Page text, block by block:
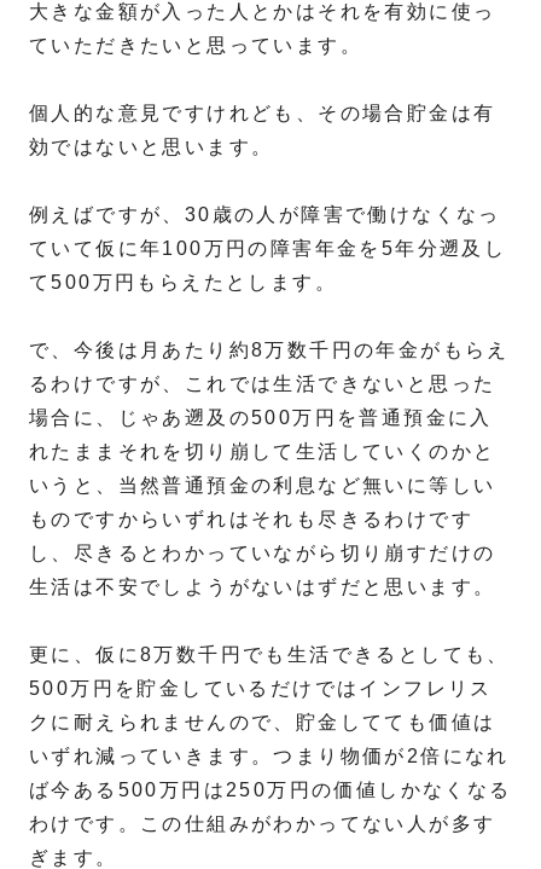
大きな金額が入った人とかはそれを有効に使っ
ていただきたいと思っています。
個人的な意見ですけれども、その場合貯金は有
効ではないと思います。
例えばですが、30歳の人が障害で働けなくなっ
ていて仮に年100万円の障害年金を5年分遡及し
て500万円もらえたとします。
で、今後は月あたり約8万数千円の年金がもらえ
るわけですが、これでは生活できないと思った
場合に、じゃあ遡及の500万円を普通預金に入
れたままそれを切り崩して生活していくのかと
いうと、当然普通預金の利息など無いに等しい
ものですからいずれはそれも尽きるわけです
し、尽きるとわかっていながら切り崩すだけの
生活は不安でしようがないはずだと思います。
更に、仮に8万数千円でも生活できるとしても、
500万円を貯金しているだけではインフレリス
クに耐えられませんので、貯金してても価値は
いずれ減っていきます。つまり物価が2倍になれ
ば今ある500万円は250万円の価値しかなくなる
わけです。この仕組みがわかってない人が多す
ぎます。